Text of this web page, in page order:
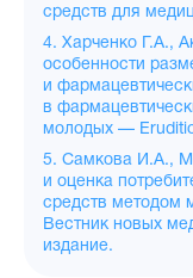
средств для
4. Харченко Г.А.,
особенности
и
в
молодых —
5. Самкова И.А.,
и оценка
средств методом
Вестник новых
издание.